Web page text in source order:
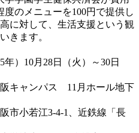
のメニューを100円で提供し
に対して、生活支援という観
きます。
10月28日（火）～30日
ンパス 11月ホール地下
江3-4-1、近鉄線「長